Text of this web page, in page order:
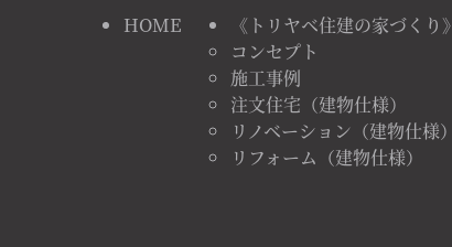
HOME
《トリヤベ住建の家づくり》
コンセプト
施工事例
注文住宅（建物仕様）
リノベーション（建物仕様）
リフォーム（建物仕様）